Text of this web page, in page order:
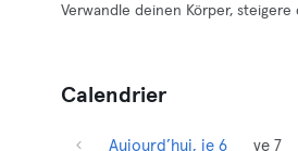
Verwandle deinen Körper,
Calendrier
Aujourd’hui, je 6 ve 7